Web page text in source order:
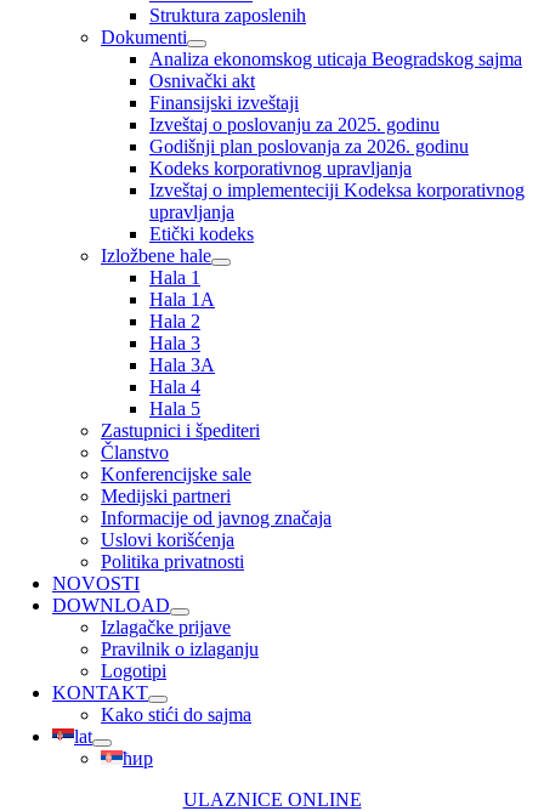
Struktura zaposlenih
Dokumenti
Analiza ekonomskog uticaja Beogradskog sajma
Osnivački akt
Finansijski izveštaji
Izveštaj o poslovanju za 2025. godinu
Godišnji plan poslovanja za 2026. godinu
Kodeks korporativnog upravljanja
Izveštaj o implementeciji Kodeksa korporativnog
upravljanja
Etički kodeks
Izložbene hale
Hala 1
Hala 1A
Hala 2
Hala 3
Hala 3A
Hala 4
Hala 5
Zastupnici i špediteri
Članstvo
Konferencijske sale
Medijski partneri
Informacije od javnog značaja
Uslovi korišćenja
Politika privatnosti
NOVOSTI
DOWNLOAD
Izlagačke prijave
Pravilnik o izlaganju
Logotipi
KONTAKT
Kako stići do sajma
lat
ћир
ULAZNICE ONLINE